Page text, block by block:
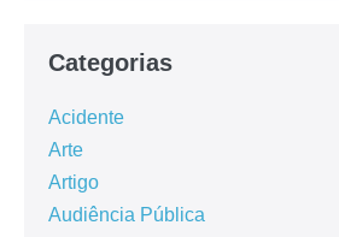
Categorias
Acidente
Arte
Artigo
Audiência Pública